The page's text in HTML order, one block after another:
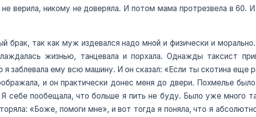
верила, никому не доверяла. И потом мама протрезвела в 60.
так как муж издевался надо мной и физически и
жизнью, танцевала и порхала. Однажды таксист
заблевала ему всю машину. И он сказал: «Если ты скотина еще
и он практически донес меня до двери. Похмелье
пообещала, что больше я пить не буду. Было уже много
«Боже, помоги мне», и вот тогда я поняла, что я